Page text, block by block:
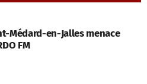
Médard-en-Jalles menace
FM